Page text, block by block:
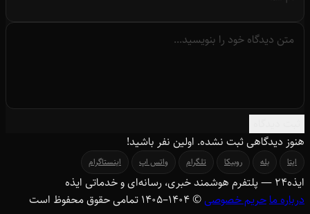
هنوز دیدگاهی ثبت نشده. اولین نفر باشید!
ایتا بله روبیکا تلگرام واتس اپ اینستاگرام
ایذه۲۴ — پلتفرم هوشمند خبری، رسانه‌ای و خدماتی ایذه
درباره ماحریم خصوصی© ۱۴۰۴–1405 تمامی حقوق محفوظ است